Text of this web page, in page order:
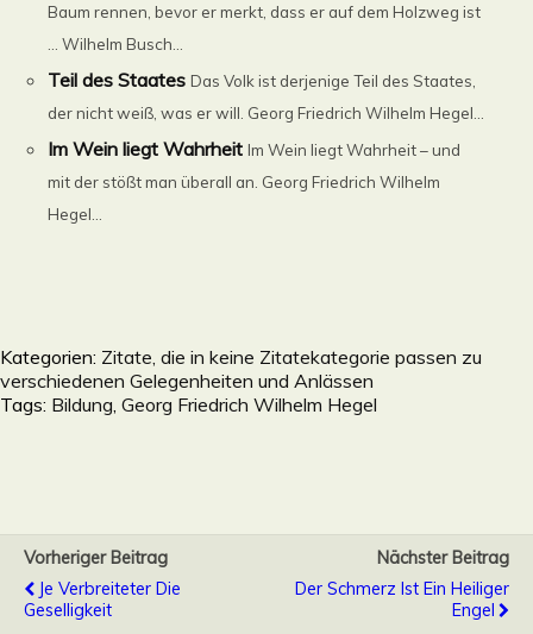
Baum rennen, bevor er merkt, dass er auf dem Holzweg ist
… Wilhelm Busch...
Teil des Staates Das Volk ist derjenige Teil des Staates,
der nicht weiß, was er will. Georg Friedrich Wilhelm Hegel...
Im Wein liegt Wahrheit Im Wein liegt Wahrheit – und
mit der stößt man überall an. Georg Friedrich Wilhelm
Hegel...
Kategorien: Zitate, die in keine Zitatekategorie passen zu
verschiedenen Gelegenheiten und Anlässen
Tags: Bildung Georg Friedrich Wilhelm Hegel
Vorheriger Beitrag
Je Verbreiteter Die
Geselligkeit
Nächster Beitrag
Der Schmerz Ist Ein Heiliger
Engel